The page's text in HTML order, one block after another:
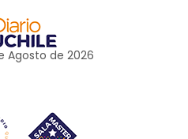
Agosto de 2026